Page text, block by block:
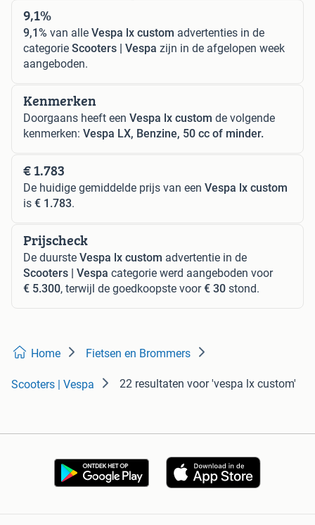
9,1%
9,1% van alle Vespa lx custom advertenties in de
categorie Scooters | Vespa zijn in de afgelopen week
aangeboden.
Kenmerken
Doorgaans heeft een Vespa lx custom de volgende
kenmerken: Vespa LX, Benzine, 50 cc of minder.
€ 1.783
De huidige gemiddelde prijs van een Vespa lx custom
is € 1.783.
Prijscheck
De duurste Vespa lx custom advertentie in de
Scooters | Vespa categorie werd aangeboden voor
€ 5.300, terwijl de goedkoopste voor€ 30 stond.
Home Fietsen en Brommers
Scooters | Vespa 22 resultaten voor 'vespa lx custom'